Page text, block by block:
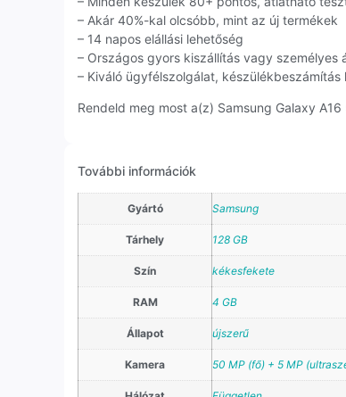
– Akár 40%-kal olcsóbb, mint az új termékek
– 14 napos elállási lehetőség
– Országos gyors kiszállítás vagy személyes
– Kiváló ügyfélszolgálat, készülékbeszámítás
Rendeld meg most a(z) Samsung Galaxy
További információk
Gyártó Samsung
Tárhely 128 GB
Szín kékesfekete
RAM 4 GB
Állapot újszerű
Kamera 50 MP (fő) + 5 MP